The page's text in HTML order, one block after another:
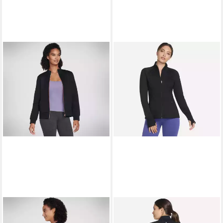
SKECHERSTrainingsjacke